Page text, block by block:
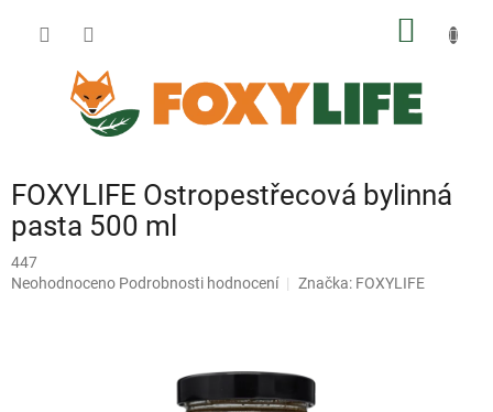
FOXYLIFE Ostropestřecová bylinná
pasta 500 ml
447
Průměrné
Neohodnoceno Podrobnosti hodnocení Značka: FOXYLIFE